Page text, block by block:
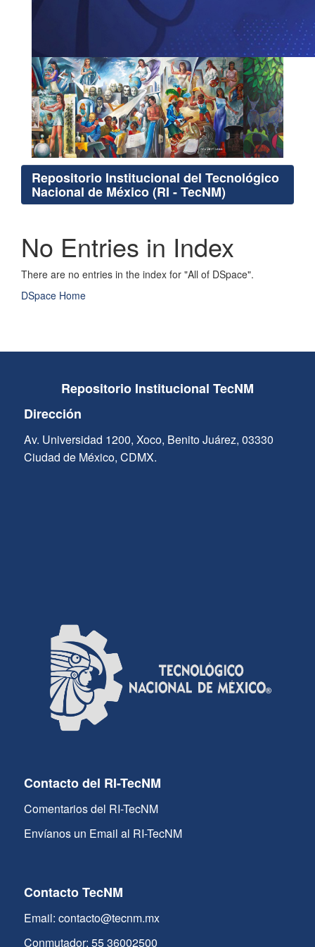
Repositorio Institucional del Tecnológico
Nacional de México (RI - TecNM)
No Entries in Index
There are no entries in the index for "All of DSpace".
DSpace Home
Repositorio Institucional TecNM
Dirección
Av. Universidad 1200, Xoco, Benito Juárez, 03330
Ciudad de México, CDMX.
Contacto del RI-TecNM
Comentarios del RI-TecNM
Envíanos un Email al RI-TecNM
Contacto TecNM
Email: contacto@tecnm.mx
Conmutador: 55 36002500